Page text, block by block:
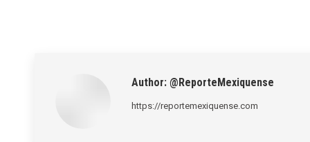
Author: @ReporteMexiquense
https://reportemexiquense.com